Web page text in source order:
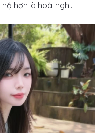
hơn là hoài nghi.